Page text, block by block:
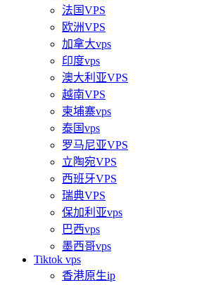
法国VPS
欧洲VPS
加拿大vps
印度vps
澳大利亚VPS
越南VPS
柬埔寨vps
泰国vps
罗马尼亚VPS
立陶宛VPS
西班牙VPS
瑞典VPS
保加利亚vps
巴西vps
墨西哥vps
Tiktok vps
香港原生ip